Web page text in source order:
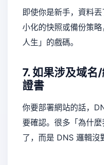
即使你是新手，資料
小化的快照或備份策
人生」的戲碼。
7. 如果涉及域名
證書
你要部署網站的話，
要確認。很多「為什
了，而是 DNS 邏輯沒